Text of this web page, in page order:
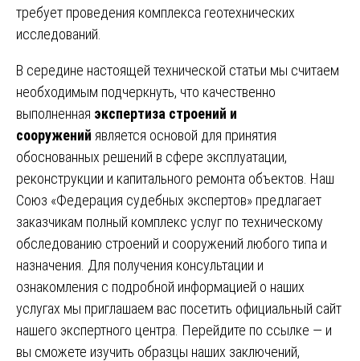
требует проведения комплекса геотехнических
исследований.
В середине настоящей технической статьи мы считаем
необходимым подчеркнуть, что качественно
выполненная экспертиза строений и
сооружений является основой для принятия
обоснованных решений в сфере эксплуатации,
реконструкции и капитального ремонта объектов. Наш
Союз «Федерация судебных экспертов» предлагает
заказчикам полный комплекс услуг по техническому
обследованию строений и сооружений любого типа и
назначения. Для получения консультации и
ознакомления с подробной информацией о наших
услугах мы приглашаем вас посетить официальный сайт
нашего экспертного центра. Перейдите по ссылке — и
вы сможете изучить образцы наших заключений,